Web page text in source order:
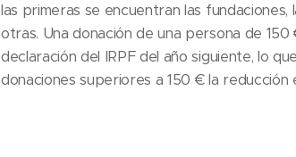
las primeras se encuentran las
otras. Una donación de una persona de
declaración del IRPF del año siguiente, lo
donaciones superiores a 150 € la reducción